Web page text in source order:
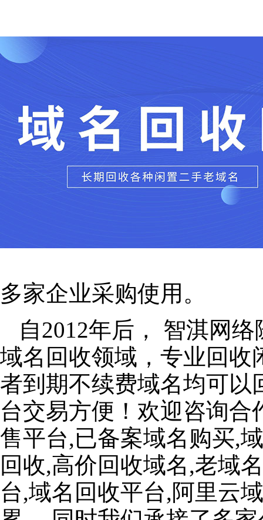
多家企业采购使用。
自2012年后， 智淇网
域名回收领域，专业回收
者到期不续费域名均可以
台交易方便！欢迎咨询
售平台,已备案域名购买,
回收,高价回收域名,老域
台,域名回收平台,阿里云